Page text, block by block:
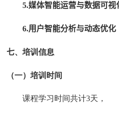
5.媒体智能运营与数据可视
6.用户智能分析与动态优化
七、培训信息
（一）培训时间
课程学习时间共计3天，